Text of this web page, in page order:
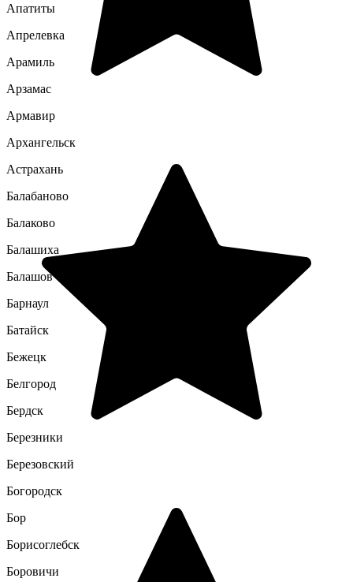
Апатиты
Апрелевка
Арамиль
Арзамас
Армавир
Архангельск
Астрахань
Балабаново
Балаково
Балашиха
Балашов
Барнаул
Батайск
Бежецк
Белгород
Бердск
Березники
Березовский
Богородск
Бор
Борисоглебск
Боровичи